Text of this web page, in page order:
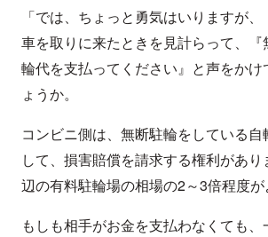
「では、ちょっと勇気はいりますが
車を取りに来たときを見計らって、
輪代を支払ってください』と声をかけ
ょうか。
コンビニ側は、無断駐輪をしている
して、損害賠償を請求する権利があ
辺の有料駐輪場の相場の2～3倍程度が
もしも相手がお金を支払わなくても